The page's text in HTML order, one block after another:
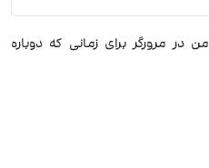
در مرورگر برای زمانی که دوباره